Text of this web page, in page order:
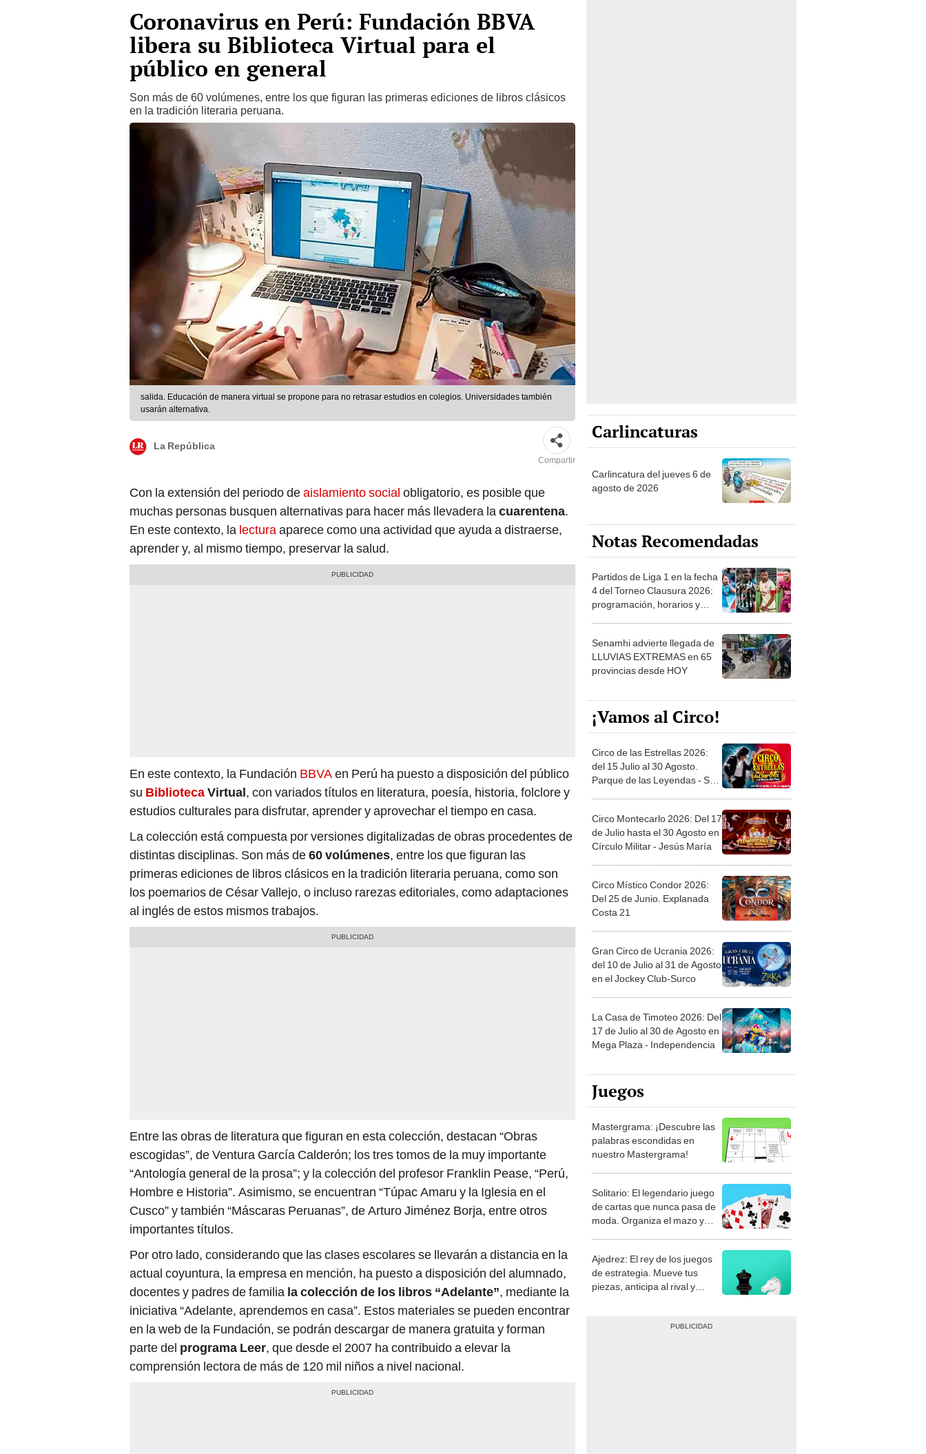
Coronavirus en Perú: Fundación BBVA
libera su Biblioteca Virtual para el
público en general
Son más de 60 volúmenes, entre los que figuran las primeras ediciones de libros clásicos
en la tradición literaria peruana.
salida. Educación de manera virtual se propone para no retrasar estudios en colegios. Universidades también
usarán alternativa.
La República
Compartir
Con la extensión del periodo deaislamiento social obligatorio, es posible que
muchas personas busquen alternativas para hacer más llevadera lacuarentena.
En este contexto, la lecturaaparece como una actividad que ayuda a distraerse,
aprender y, al mismo tiempo, preservar la salud.
En este contexto, la Fundación BBVAen Perú ha puesto a disposición del público
su BibliotecaVirtual, con variados títulos en literatura, poesía, historia, folclore y
estudios culturales para disfrutar, aprender y aprovechar el tiempo en casa.
La colección está compuesta por versiones digitalizadas de obras procedentes de
distintas disciplinas. Son más de60 volúmenes, entre los que figuran las
primeras ediciones de libros clásicos en la tradición literaria peruana, como son
los poemarios de César Vallejo, o incluso rarezas editoriales, como adaptaciones
al inglés de estos mismos trabajos.
Entre las obras de literatura que figuran en esta colección, destacan “Obras
escogidas”, de Ventura García Calderón; los tres tomos de la muy importante
“Antología general de la prosa”; y la colección del profesor Franklin Pease, “Perú,
Hombre e Historia”. Asimismo, se encuentran “Túpac Amaru y la Iglesia en el
Cusco” y también “Máscaras Peruanas”, de Arturo Jiménez Borja, entre otros
importantes títulos.
Por otro lado, considerando que las clases escolares se llevarán a distancia en la
actual coyuntura, la empresa en mención, ha puesto a disposición del alumnado,
docentes y padres de familia la colección de los libros “Adelante”, mediante la
iniciativa “Adelante, aprendemos en casa”. Estos materiales se pueden encontrar
en la web de la Fundación, se podrán descargar de manera gratuita y forman
parte del programa Leer, que desde el 2007 ha contribuido a elevar la
comprensión lectora de más de 120 mil niños a nivel nacional.
Carlincaturas
Carlincatura del jueves 6 de
agosto de 2026
Notas Recomendadas
Partidos de Liga 1 en la fecha
4 del Torneo Clausura 2026:
programación, horarios y
Senamhi advierte llegada de
LLUVIAS EXTREMAS en 65
provincias desde HOY
¡Vamos al Circo!
Circo de las Estrellas 2026:
del 15 Julio al 30 Agosto.
Parque de las Leyendas - San
Circo Montecarlo 2026: Del 17
de Julio hasta el 30 Agosto en
Círculo Militar - Jesús María
Circo Místico Condor 2026:
Del 25 de Junio. Explanada
Costa 21
Gran Circo de Ucrania 2026:
del 10 de Julio al 31 de Agosto
en el Jockey Club-Surco
La Casa de Timoteo 2026: Del
17 de Julio al 30 de Agosto en
Mega Plaza - Independencia
Juegos
Mastergrama: ¡Descubre las
palabras escondidas en
nuestro Mastergrama!
Solitario: El legendario juego
de cartas que nunca pasa de
moda. Organiza el mazo y
Ajedrez: El rey de los juegos
de estrategia. Mueve tus
piezas, anticipa al rival y